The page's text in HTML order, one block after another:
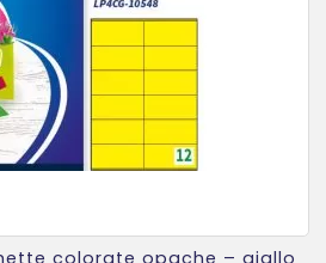
colorate opache – giallo